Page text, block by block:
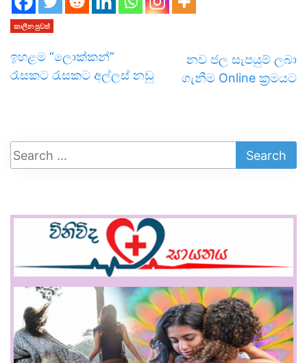
කාලීන පුවත්
ඉහළම “ලොක්කන්”
රැසකට රැසකට අල්ලස් නඩු
නව ජල සැපයුම් ලබා
ගැනීම Online ක්‍රමයට